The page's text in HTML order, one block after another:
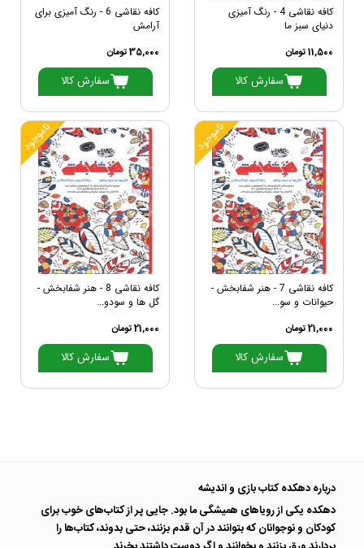
کافه نقاشی 4 - رنگ آمیزی
دنیای سبز ما
11,500 تومان
سفارش کالا
کافه نقاشی 6 - رنگ آمیزی برای
آرامش
35,000 تومان
سفارش کالا
ناموجود
کافه نقاشی 7 - هنر شفابخش -
حیوانات و سو...
21,000 تومان
سفارش کالا
ناموجود
کافه نقاشی 8 - هنر شفابخش -
گل ها و سودو...
21,000 تومان
سفارش کالا
درباره دهکده کتاب بازی و اندیشه
دهکده یکی از رویاهای همیشگی ما بود. جایی پر از کتاب‌های خوب برای
کودکان و نوجوانان که بتوانند در آن قدم بزنند، حتی بدوند، کتاب‌ها را